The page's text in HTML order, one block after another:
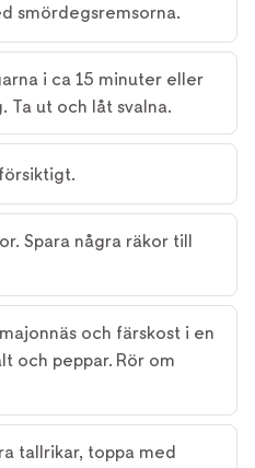
smördegsremsorna.
i ca 15 minuter eller
Ta ut och låt svalna.
Spara några räkor till
och färskost i en
och peppar. Rör om
tallrikar, toppa med